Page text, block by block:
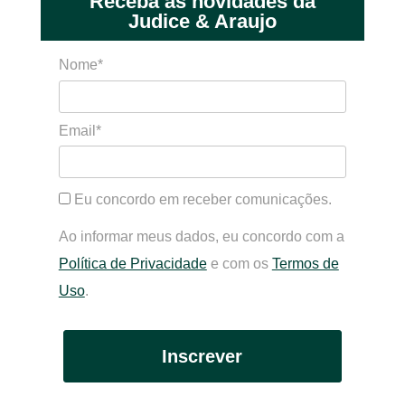
Judice & Araujo
Nome*
Email*
Eu concordo em receber comunicações.
Ao informar meus dados, eu concordo com a
Política de Privacidadee com os Termos de
Uso.
Inscrever